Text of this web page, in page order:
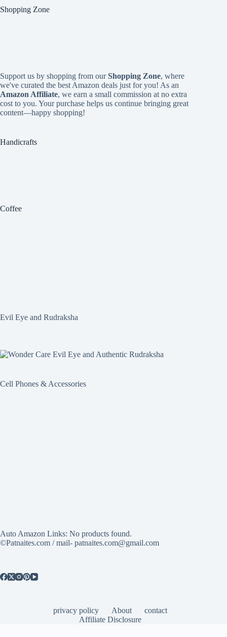
Shopping Zone
Support us by shopping from ourShopping Zone, where
we've curated the best Amazon deals just for you! As an
Amazon Affiliate, we earn a small commission at no extra
cost to you. Your purchase helps us continue bringing great
content—happy shopping!
Handicrafts
Coffee
Evil Eye and Rudraksha
Cell Phones & Accessories
Auto Amazon Links: No products found.
©Patnaites.com / mail- patnaites.com@gmail.com
privacy policy About
contact
Affiliate Disclosure